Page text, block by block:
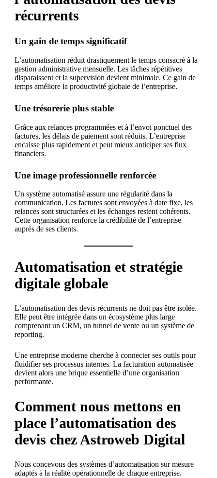
récurrents
Un gain de temps significatif
L’automatisation réduit drastiquement le temps consacré à la
gestion administrative mensuelle. Les tâches répétitives
disparaissent et la supervision devient minimale. Ce gain de
temps améliore la productivité globale de l’entreprise.
Une trésorerie plus stable
Grâce aux relances programmées et à l’envoi ponctuel des
factures, les délais de paiement sont réduits. L’entreprise
encaisse plus rapidement et peut mieux anticiper ses flux
financiers.
Une image professionnelle renforcée
Un système automatisé assure une régularité dans la
communication. Les factures sont envoyées à date fixe, les
relances sont structurées et les échanges restent cohérents.
Cette organisation renforce la crédibilité de l’entreprise
auprès de ses clients.
Automatisation et stratégie
digitale globale
L’automatisation des devis récurrents ne doit pas être isolée.
Elle peut être intégrée dans un écosystème plus large
comprenant un CRM, un tunnel de vente ou un système de
reporting.
Une entreprise moderne cherche à connecter ses outils pour
fluidifier ses processus internes. La facturation automatisée
devient alors une brique essentielle d’une organisation
performante.
Comment nous mettons en
place l’automatisation des
devis chez Astroweb Digital
Nous concevons des systèmes d’automatisation sur mesure
adaptés à la réalité opérationnelle de chaque entreprise.